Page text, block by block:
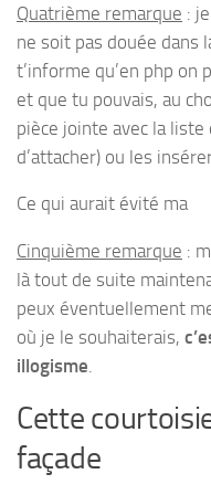
Quatrième remarque :
ne soit pas douée dans
t’informe qu’en php on
et que tu pouvais, au
pièce jointe avec la
d’attacher) ou les
Ce qui aurait évité ma
Cinquième remarque :
là tout de suite
peux éventuellement
où je le souhaiterais,
illogisme.
Cette
façade